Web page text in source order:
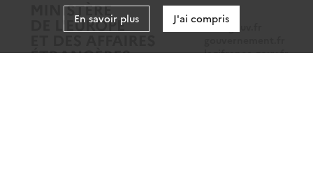
data.gouv.fr
legifrance.gouv.fr
En savoir plus J'ai compris